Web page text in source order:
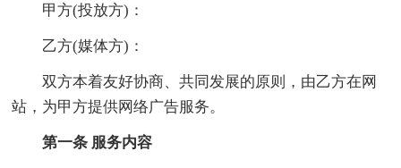
甲方(投放方)：
乙方(媒体方)：
双方本着友好协商、共同发展的原则，由乙方在网
站，为甲方提供网络广告服务。
第一条 服务内容